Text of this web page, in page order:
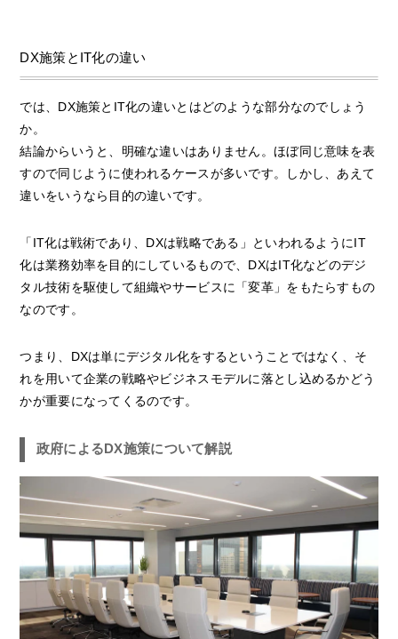
DX施策とIT化の違い
では、DX施策とIT化の違いとはどのような部分なのでしょう
か。
結論からいうと、明確な違いはありません。ほぼ同じ意味を表
すので同じように使われるケースが多いです。しかし、あえて
違いをいうなら目的の違いです。
「IT化は戦術であり、DXは戦略である」といわれるようにIT
化は業務効率を目的にしているもので、DXはIT化などのデジ
タル技術を駆使して組織やサービスに「変革」をもたらすもの
なのです。
つまり、DXは単にデジタル化をするということではなく、そ
れを用いて企業の戦略やビジネスモデルに落とし込めるかどう
かが重要になってくるのです。
政府によるDX施策について解説